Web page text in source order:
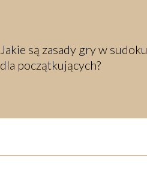
Jakie są zasady gry w sudoku
dla początkujących?